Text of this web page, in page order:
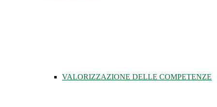
VALORIZZAZIONE DELLE COMPETENZE